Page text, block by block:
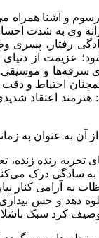
و آشنا همراه
به خواب رفته
رفتار،
عزیمت از
سرفه‌ها و
احتیاط و
هنرمند
آن به عنوان به
ویژگی‌های
سادگی درک
به آرامی
دهد و حس
گونه آن خواهد